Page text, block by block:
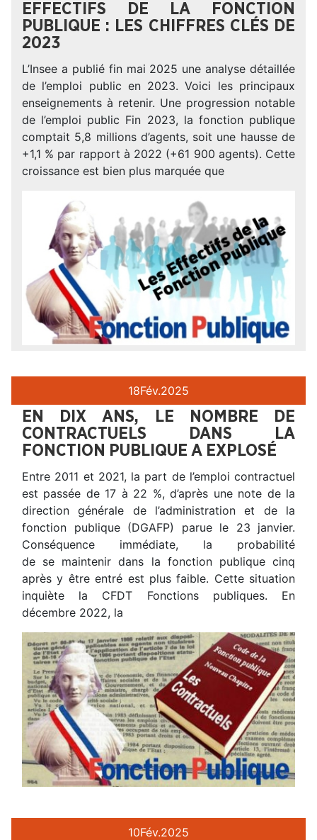
EFFECTIFS DE LA FONCTION
PUBLIQUE : LES CHIFFRES CLÉS DE
2023
L’Insee a publié fin mai 2025 une analyse détaillée
de l’emploi public en 2023. Voici les principaux
enseignements à retenir. Une progression notable
de l’emploi public Fin 2023, la fonction publique
comptait 5,8 millions d’agents, soit une hausse de
+1,1 % par rapport à 2022 (+61 900 agents). Cette
croissance est bien plus marquée que
18Fév.2025
EN DIX ANS, LE NOMBRE DE
CONTRACTUELS DANS LA
FONCTION PUBLIQUE A EXPLOSÉ
Entre 2011 et 2021, la part de l’emploi contractuel
est passée de 17 à 22 %, d’après une note de la
direction générale de l’administration et de la
fonction publique (DGAFP) parue le 23 janvier.
Conséquence immédiate, la probabilité
de se maintenir dans la fonction publique cinq
après y être entré est plus faible. Cette situation
inquiète la CFDT Fonctions publiques. En
décembre 2022, la
10Fév.2025